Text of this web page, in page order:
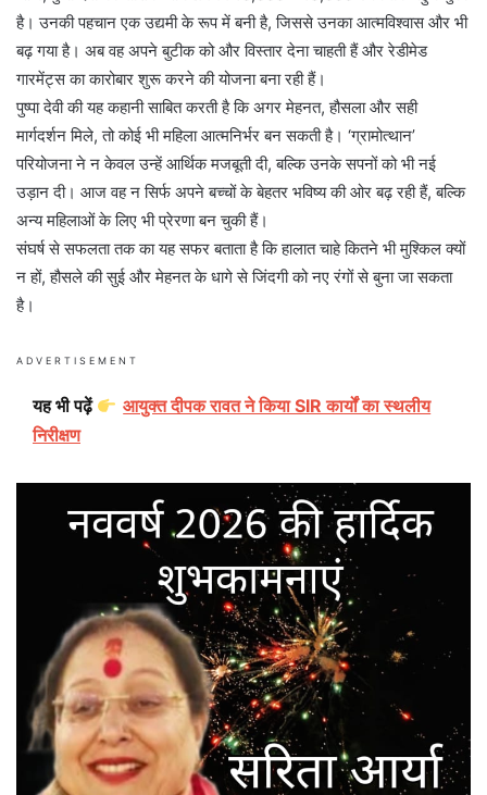
है। उनकी पहचान एक उद्यमी के रूप में बनी है, जिससे उनका आत्मविश्वास और भी
बढ़ गया है। अब वह अपने बुटीक को और विस्तार देना चाहती हैं और रेडीमेड
गारमेंट्स का कारोबार शुरू करने की योजना बना रही हैं।
पुष्पा देवी की यह कहानी साबित करती है कि अगर मेहनत, हौसला और सही
मार्गदर्शन मिले, तो कोई भी महिला आत्मनिर्भर बन सकती है। ‘ग्रामोत्थान’
परियोजना ने न केवल उन्हें आर्थिक मजबूती दी, बल्कि उनके सपनों को भी नई
उड़ान दी। आज वह न सिर्फ अपने बच्चों के बेहतर भविष्य की ओर बढ़ रही हैं, बल्कि
अन्य महिलाओं के लिए भी प्रेरणा बन चुकी हैं।
संघर्ष से सफलता तक का यह सफर बताता है कि हालात चाहे कितने भी मुश्किल क्यों
न हों, हौसले की सुई और मेहनत के धागे से जिंदगी को नए रंगों से बुना जा सकता
है।
ADVERTISEMENT
यह भी पढ़ें
आयुक्त दीपक रावत ने किया SIR कार्यों का स्थलीय
निरीक्षण